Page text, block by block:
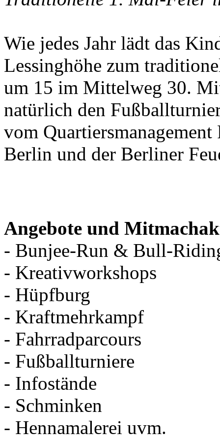
Wie jedes Jahr lädt das
Lessinghöhe zum
um 15 im Mittelweg 30.
natürlich den
vom
Berlin und der Berliner
Angebote und
- Bunjee-Run & Bull-
- Kreativworkshops
- Hüpfburg
- Kraftmehrkampf
- Fahrradparcours
- Fußballturniere
- Infostände
- Schminken
- Hennamalerei uvm.